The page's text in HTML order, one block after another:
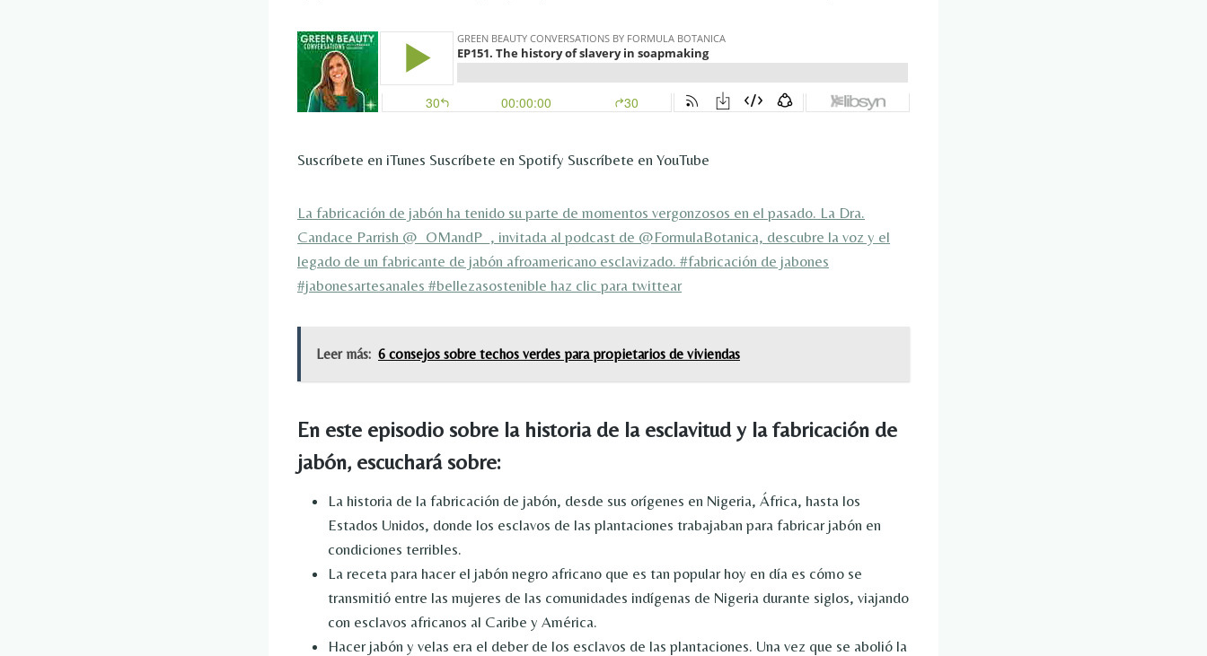
Suscríbete en iTunes Suscríbete en Spotify Suscríbete en YouTube
La fabricación de jabón ha tenido su parte de momentos vergonzosos en el pasado. La Dra.
Candace Parrish @_OMandP_, invitada al podcast de @FormulaBotanica, descubre la voz y el
legado de un fabricante de jabón afroamericano esclavizado. #fabricación de jabones
#jabonesartesanales #bellezasostenible haz clic para twittear
Leer más: 6 consejos sobre techos verdes para propietarios de viviendas
En este episodio sobre la historia de la esclavitud y la fabricación de
jabón, escuchará sobre:
La historia de la fabricación de jabón, desde sus orígenes en Nigeria, África, hasta los
Estados Unidos, donde los esclavos de las plantaciones trabajaban para fabricar jabón en
condiciones terribles.
La receta para hacer el jabón negro africano que es tan popular hoy en día es cómo se
transmitió entre las mujeres de las comunidades indígenas de Nigeria durante siglos, viajando
con esclavos africanos al Caribe y América.
Hacer jabón y velas era el deber de los esclavos de las plantaciones. Una vez que se abolió la